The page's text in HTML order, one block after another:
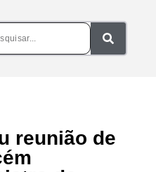
reunião de